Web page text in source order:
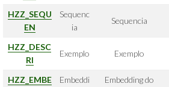
HZZ_SEQU
EN
Sequenc
ia
Sequencia
HZZ_DESC
RI
Exemplo Exemplo
HZZ_EMBE
Embeddi
Embedding do